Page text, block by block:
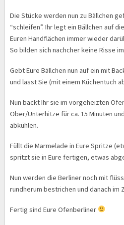
Die Stücke werden nun zu Bällchen
“schleifen”. Ihr legt ein Bällchen auf
Euren Handflächen immer wieder
So bilden sich nachcher keine Risse
Gebt Eure Bällchen nun auf ein mit
und lasst Sie (mit einem Küchentuch
Nun backt Ihr sie im vorgeheizten
Ober/Unterhitze für ca. 15 Minuten
abkühlen.
Füllt die Marmelade in Eure Spritze
spritzt sie in Eure fertigen, etwas
Nun werden die Berliner noch mit
rundherum bestrichen und danach im
Fertig sind Eure Ofenberliner